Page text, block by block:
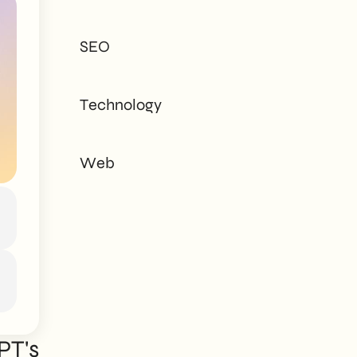
need - corporate or
private.
SEO
Technology
Web